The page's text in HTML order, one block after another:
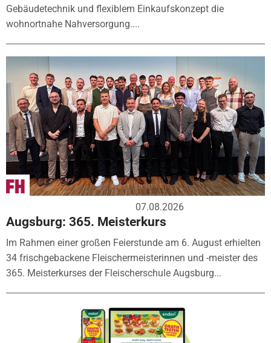
Gebäudetechnik und flexiblem Einkaufskonzept die
wohnortnahe Nahversorgung....
07.08.2026
Augsburg: 365. Meisterkurs
Im Rahmen einer großen Feierstunde am 6. August erhielten
34 frischgebackene Fleischermeisterinnen und -meister des
365. Meisterkurses der Fleischerschule Augsburg...